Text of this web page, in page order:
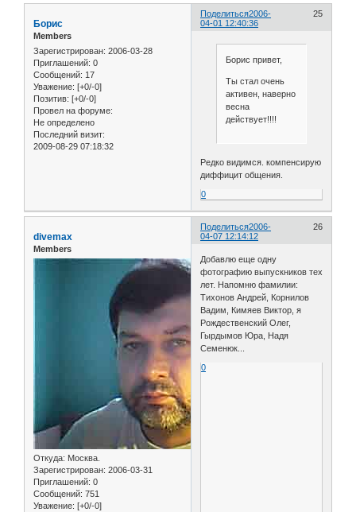
Поделиться 25
2006-
04-01 12:40:36
Борис
Members
Зарегистрирован: 2006-03-28
Приглашений: 0
Сообщений: 17
Уважение: [+0/-0]
Позитив: [+0/-0]
Провел на форуме:
Не определено
Последний визит:
2009-08-29 07:18:32
Борис привет,
Ты стал очень
активен, наверно
весна
действует!!!!
Редко видимся. компенсирую
диффицит общения.
0
Поделиться 26
2006-
04-07 12:14:12
divemax
Members
Откуда: Москва.
Зарегистрирован: 2006-03-31
Приглашений: 0
Сообщений: 751
Уважение: [+0/-0]
Добавлю еще одну
фотографию выпускников тех
лет. Напомню фамилии:
Тихонов Андрей, Корнилов
Вадим, Кимяев Виктор, я
Рождественский Олег,
Гырдымов Юра, Надя
Семенюк...
0